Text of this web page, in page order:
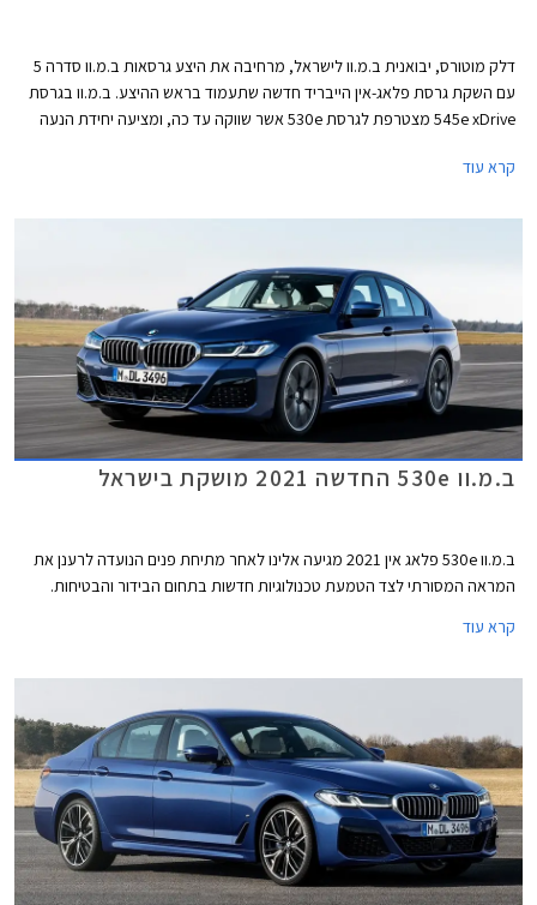
דלק מוטורס, יבואנית ב.מ.וו לישראל, מרחיבה את היצע גרסאות ב.מ.וו סדרה 5
עם השקת גרסת פלאג-אין הייבריד חדשה שתעמוד בראש ההיצע. ב.מ.וו בגרסת
545e xDrive מצטרפת לגרסת 530e אשר שווקה עד כה, ומציעה יחידת הנעה
קרא עוד
ב.מ.וו 530e החדשה 2021 מושקת בישראל
ב.מ.וו 530e פלאג אין 2021 מגיעה אלינו לאחר מתיחת פנים הנועדה לרענן את
המראה המסורתי לצד הטמעת טכנולוגיות חדשות בתחום הבידור והבטיחות.
קרא עוד